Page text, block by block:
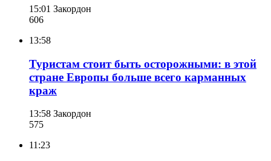
15:01 Закордон
606
13:58
Туристам стоит быть осторожными: в этой
стране Европы больше всего карманных
краж
13:58 Закордон
575
11:23